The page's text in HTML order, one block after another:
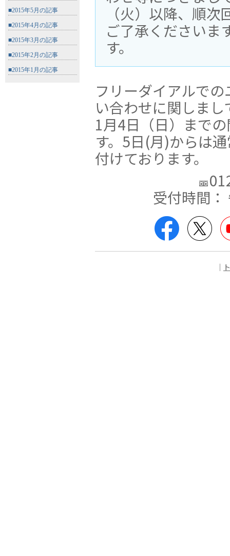
（火）以降、順
ご了承くださいま
す。
フリーダイアルで
い合わせに関しま
1月4日（日）まで
す。5日(月)からは
付けております。
受付時間
Facebook
｜